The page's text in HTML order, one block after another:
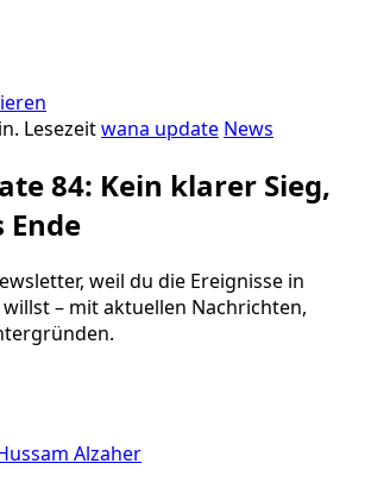
Lesezeitwana update News
84: Kein klarer Sieg,
weil du die Ereignisse in
– mit aktuellen Nachrichten,
Alzaher